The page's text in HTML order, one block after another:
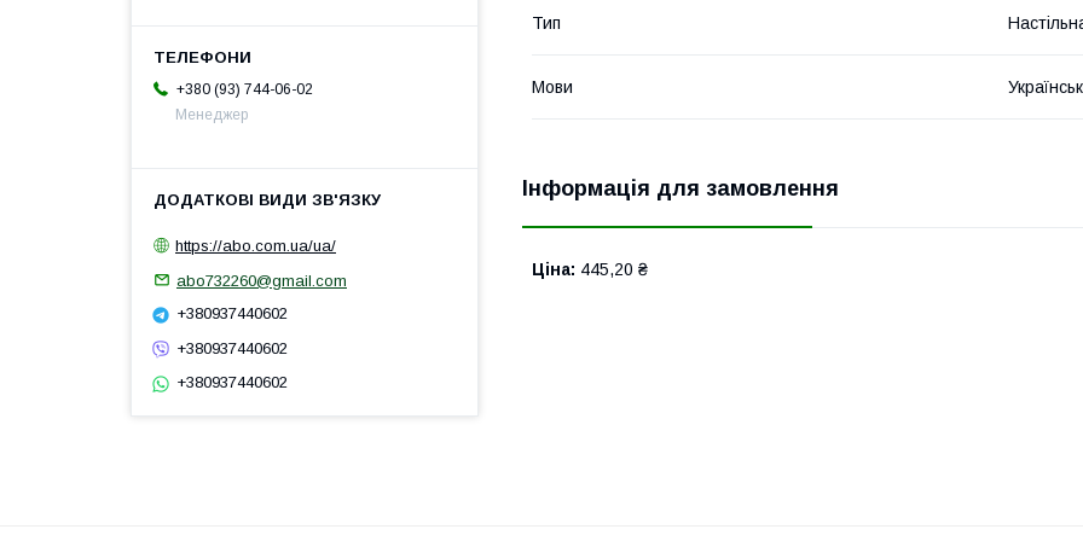
Тип
Мови
Інформація для замовлення
Ціна: 445,20 ₴
+380 (93) 744-06-02
Менеджер
https://abo.com.ua/ua/
abo732260@gmail.com
+380937440602
+380937440602
+380937440602